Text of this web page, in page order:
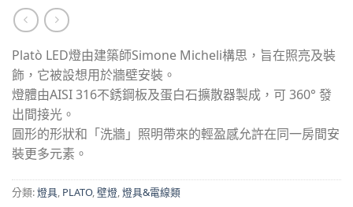
Platò LED燈由建築師Simone Micheli構思，旨在照亮及裝
飾，它被設想用於牆壁安裝。
燈體由AISI 316不銹鋼板及蛋白石擴散器製成，可 360° 發
出間接光。
圓形的形狀和「洗牆」照明帶來的輕盈感允許在同一房間安
裝更多元素。
分類:燈具, PLATO,壁燈,燈具&電線類